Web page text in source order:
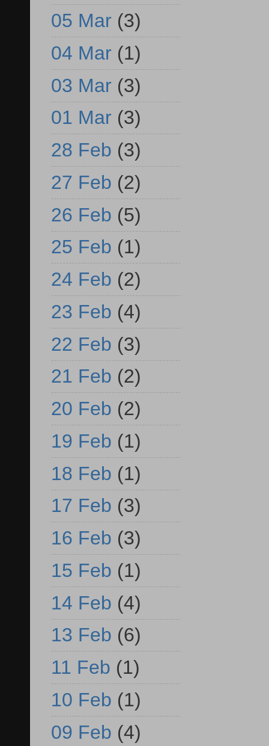
05 Mar (3)
04 Mar (1)
03 Mar (3)
01 Mar (3)
28 Feb (3)
27 Feb (2)
26 Feb (5)
25 Feb (1)
24 Feb (2)
23 Feb (4)
22 Feb (3)
21 Feb (2)
20 Feb (2)
19 Feb (1)
18 Feb (1)
17 Feb (3)
16 Feb (3)
15 Feb (1)
14 Feb (4)
13 Feb (6)
11 Feb (1)
10 Feb (1)
09 Feb (4)